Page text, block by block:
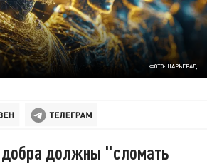
ФОТО: ЦАРЬГРАД
должны "сломать